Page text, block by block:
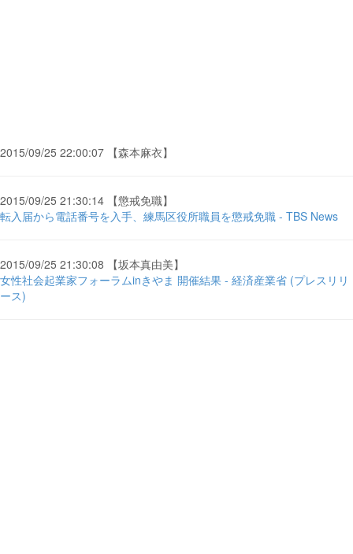
2015/09/25 22:00:07 【森本麻衣】
2015/09/25 21:30:14 【懲戒免職】
転入届から電話番号を入手、練馬区役所職員を懲戒免職 - TBS News
2015/09/25 21:30:08 【坂本真由美】
女性社会起業家フォーラムinきやま 開催結果 - 経済産業省 (プレスリリ
ース)